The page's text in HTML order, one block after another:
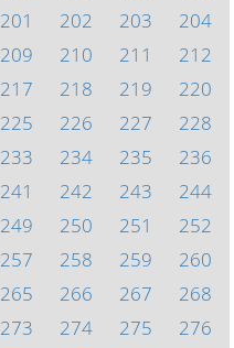
201 202 203
204
209 210 211
212
217 218 219
220
225 226 227
228
233 234 235
236
241 242 243
244
249 250 251
252
257 258 259
260
265 266 267
268
273 274 275
276